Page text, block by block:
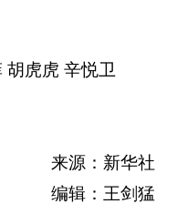
胡虎虎 辛悦卫
来源：新华社
编辑：王剑猛